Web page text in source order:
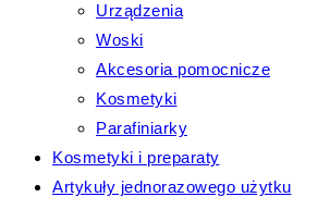
Urządzenia
Woski
Akcesoria pomocnicze
Kosmetyki
Parafiniarky
Kosmetyki i preparaty
Artykuły jednorazowego użytku